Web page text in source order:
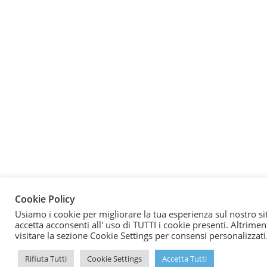
Cookie Policy
Usiamo i cookie per migliorare la tua esperienza sul nostro
accetta acconsenti all' uso di TUTTI i cookie presenti.
visitare la sezione Cookie Settings per consensi
Rifiuta Tutti Cookie Settings Accetta Tutti